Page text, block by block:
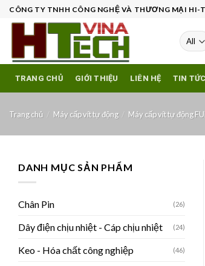
Skip
content
CÔNG TY TNHH CÔNG NGHỆ VÀ THƯƠNG MẠI HI-
TRANG CHỦ GIỚI THIỆU LIÊN HỆ TIN
Trang chủ / Máy cấp vít tự động / Máy cấp vít tự động
DANH MỤC SẢN PHẨM
Chân Pin (26)
Dây điện chịu nhiệt - Cáp chịu nhiệt (24)
Keo - Hóa chất công nghiệp (46)